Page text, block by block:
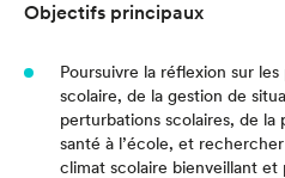
Objectifs principaux
Poursuivre la réflexion sur
scolaire, de la gestion de
perturbations scolaires, de
santé à l’école, et
climat scolaire bienveillant et